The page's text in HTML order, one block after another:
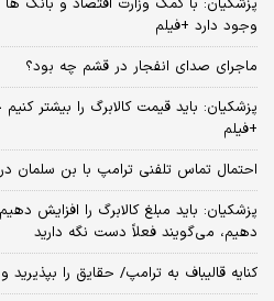
وجود دارد +فیلم
ماجرای صدای انفجار در قشم چه بود؟
پزشکیان: باید قیمت کالابرگ را بیشتر
+فیلم
احتمال تماس تلفنی ترامپ با بن سلمان
پزشکیان: باید مبلغ کالابرگ را افزایش
دهیم، می‌گویند فعلاً دست نگه دارید
کنایه قالیباف به ترامپ/ حقایق را